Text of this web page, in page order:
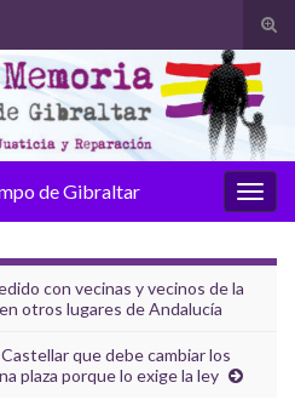
el
de
la
de Gibraltar
con vecinas y vecinos de la
otros lugares de Andalucía
que debe cambiar los
plaza porque lo exige la ley